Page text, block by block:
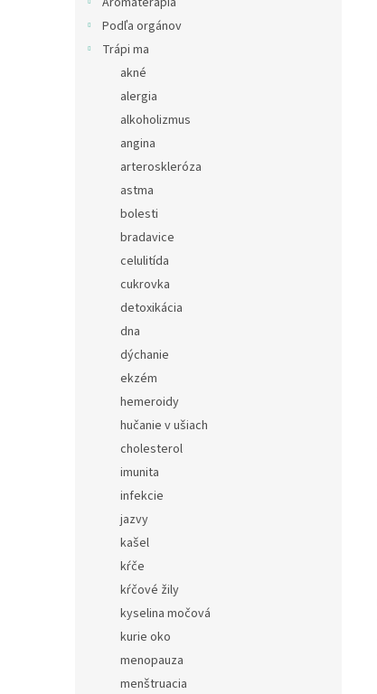
Podľa orgánov
Trápi ma
akné
alergia
alkoholizmus
angina
arteroskleróza
astma
bolesti
bradavice
celulitída
cukrovka
detoxikácia
dna
dýchanie
ekzém
hemeroidy
hučanie v ušiach
cholesterol
imunita
infekcie
jazvy
kašel
kŕče
kŕčové žily
kyselina močová
kurie oko
menopauza
menštruacia